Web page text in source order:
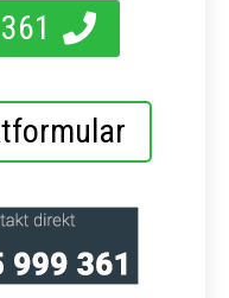
Jetzt Anrufen